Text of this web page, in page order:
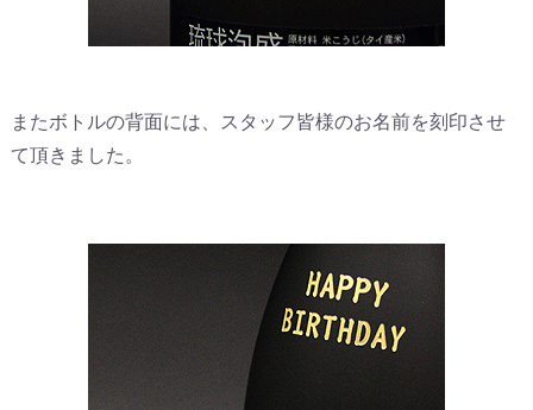
またボトルの背面には、スタッフ皆様のお名前を刻印させ
て頂きました。